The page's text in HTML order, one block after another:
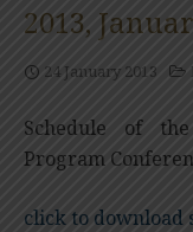
2013,
24 January 2013
Schedule of
Program
click to download